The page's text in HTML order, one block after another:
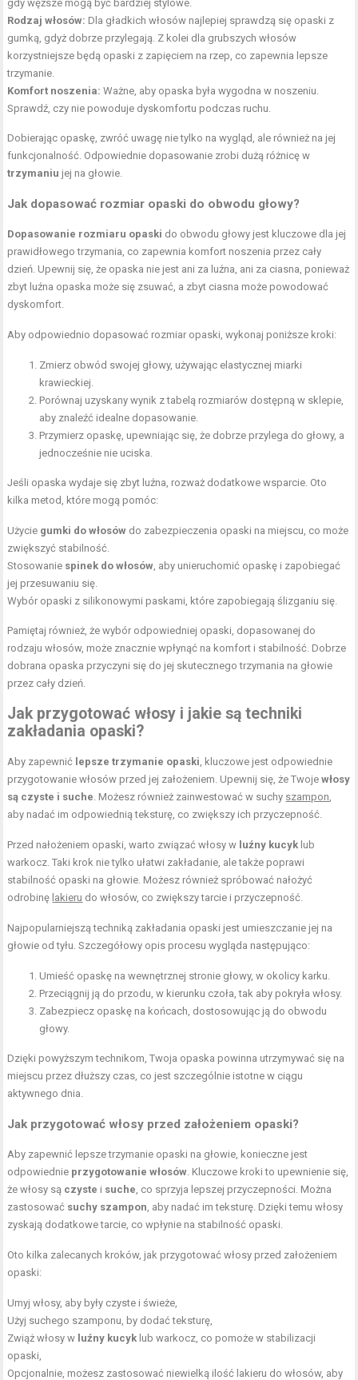
gdy węższe mogą być bardziej stylowe.
Rodzaj włosów: Dla gładkich włosów najlepiej sprawdzą się opaski z
gumką, gdyż dobrze przylegają. Z kolei dla grubszych włosów
korzystniejsze będą opaski z zapięciem na rzep, co zapewnia lepsze
trzymanie.
Komfort noszenia: Ważne, aby opaska była wygodna w noszeniu.
Sprawdź, czy nie powoduje dyskomfortu podczas ruchu.
Dobierając opaskę, zwróć uwagę nie tylko na wygląd, ale również na jej
funkcjonalność. Odpowiednie dopasowanie zrobi dużą różnicę w
trzymaniu jej na głowie.
Jak dopasować rozmiar opaski do obwodu głowy?
Dopasowanie rozmiaru opaski do obwodu głowy jest kluczowe dla jej
prawidłowego trzymania, co zapewnia komfort noszenia przez cały
dzień. Upewnij się, że opaska nie jest ani za luźna, ani za ciasna, ponieważ
zbyt luźna opaska może się zsuwać, a zbyt ciasna może powodować
dyskomfort.
Aby odpowiednio dopasować rozmiar opaski, wykonaj poniższe kroki:
Zmierz obwód swojej głowy, używając elastycznej miarki
krawieckiej.
Porównaj uzyskany wynik z tabelą rozmiarów dostępną w sklepie,
aby znaleźć idealne dopasowanie.
Przymierz opaskę, upewniając się, że dobrze przylega do głowy, a
jednocześnie nie uciska.
Jeśli opaska wydaje się zbyt luźna, rozważ dodatkowe wsparcie. Oto
kilka metod, które mogą pomóc:
Użycie gumki do włosów do zabezpieczenia opaski na miejscu, co może
zwiększyć stabilność.
Stosowanie spinek do włosów , aby unieruchomić opaskę i zapobiegać
jej przesuwaniu się.
Wybór opaski z silikonowymi paskami, które zapobiegają ślizganiu się.
Pamiętaj również, że wybór odpowiedniej opaski, dopasowanej do
rodzaju włosów, może znacznie wpłynąć na komfort i stabilność. Dobrze
dobrana opaska przyczyni się do jej skutecznego trzymania na głowie
przez cały dzień.
Jak przygotować włosy i jakie są techniki
zakładania opaski?
Aby zapewnić lepsze trzymanie opaski , kluczowe jest odpowiednie
przygotowanie włosów przed jej założeniem. Upewnij się, że Twojewłosy
są czyste i suche . Możesz również zainwestować w suchy szampon
aby nadać im odpowiednią teksturę, co zwiększy ich przyczepność.
Przed nałożeniem opaski, warto związać włosy w luźny kucyk lub
warkocz. Taki krok nie tylko ułatwi zakładanie, ale także poprawi
stabilność opaski na głowie. Możesz również spróbować nałożyć
odrobinę lakieru do włosów, co zwiększy tarcie i przyczepność.
Najpopularniejszą techniką zakładania opaski jest umieszczanie jej na
głowie od tyłu. Szczegółowy opis procesu wygląda następująco:
Umieść opaskę na wewnętrznej stronie głowy, w okolicy karku.
Przeciągnij ją do przodu, w kierunku czoła, tak aby pokryła włosy.
Zabezpiecz opaskę na końcach, dostosowując ją do obwodu
głowy.
Dzięki powyższym technikom, Twoja opaska powinna utrzymywać się na
miejscu przez dłuższy czas, co jest szczególnie istotne w ciągu
aktywnego dnia.
Jak przygotować włosy przed założeniem opaski?
Aby zapewnić lepsze trzymanie opaski na głowie, konieczne jest
odpowiednie przygotowanie włosów . Kluczowe kroki to upewnienie się,
że włosy są czyste i suche , co sprzyja lepszej przyczepności. Można
zastosować suchy szampon , aby nadać im teksturę. Dzięki temu włosy
zyskają dodatkowe tarcie, co wpłynie na stabilność opaski.
Oto kilka zalecanych kroków, jak przygotować włosy przed założeniem
opaski:
Umyj włosy, aby były czyste i świeże,
Użyj suchego szamponu, by dodać teksturę,
Zwiąż włosy w luźny kucyk lub warkocz, co pomoże w stabilizacji
opaski,
Opcjonalnie, możesz zastosować niewielką ilość lakieru do włosów, aby